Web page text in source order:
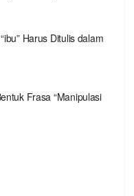
Harus Ditulis dalam
Frasa “Manipulasi